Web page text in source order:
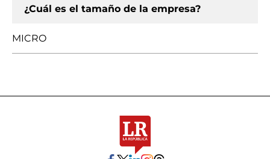
¿Cuál es el tamaño de la empresa?
MICRO